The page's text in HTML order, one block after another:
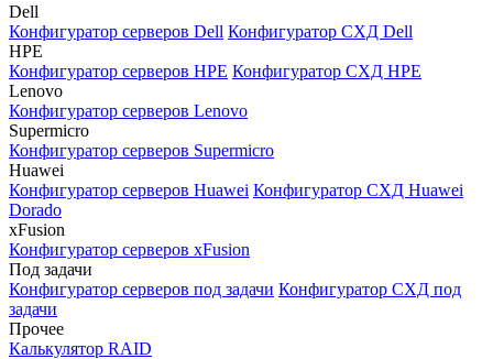
Dell
Конфигуратор серверов Dell Конфигуратор СХД Dell
HPE
Конфигуратор серверов HPE Конфигуратор СХД HPE
Lenovo
Конфигуратор серверов Lenovo
Supermicro
Конфигуратор серверов Supermicro
Huawei
Конфигуратор серверов Huawei Конфигуратор СХД Huawei
Dorado
xFusion
Конфигуратор серверов xFusion
Под задачи
Конфигуратор серверов под задачи Конфигуратор СХД под
задачи
Прочее
Калькулятор RAID